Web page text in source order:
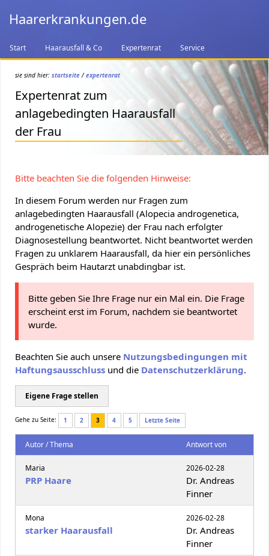
Haarerkrankungen.de
Start Haarausfall & Co Expertenrat Service
sie sind hier: startseite/expertenrat
Expertenrat zum
anlagebedingten Haarausfall
der Frau
Bitte beachten Sie die folgenden Hinweise:
In diesem Forum werden nur Fragen zum
anlagebedingten Haarausfall (Alopecia androgenetica,
androgenetische Alopezie) der Frau nach erfolgter
Diagnosestellung beantwortet. Nicht beantwortet werden
Fragen zu unklarem Haarausfall, da hier ein persönliches
Gespräch beim Hautarzt unabdingbar ist.
Bitte geben Sie Ihre Frage nur ein Mal ein. Die Frage
erscheint erst im Forum, nachdem sie beantwortet
wurde.
Beachten Sie auch unsere Nutzungsbedingungen mit
Haftungsausschluss und die Datenschutzerklärung.
Eigene Frage stellen
Gehe zu Seite: 1 2 3 4 5 Letzte Seite
Autor / Thema Antwort von
Maria
PRP Haare
2026-02-28
Dr. Andreas
Finner
Mona
starker Haarausfall
2026-02-28
Dr. Andreas
Finner